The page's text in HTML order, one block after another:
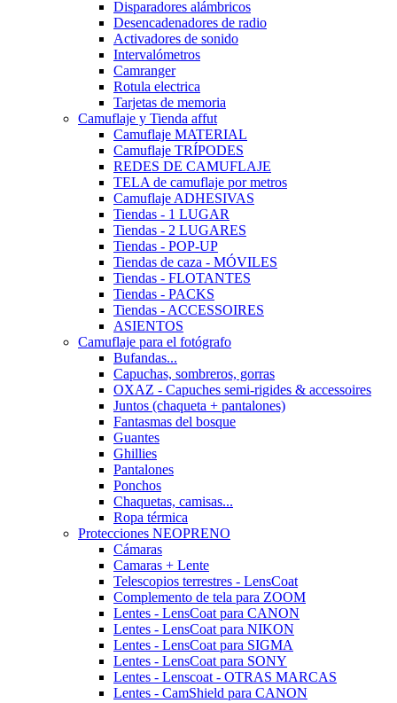
Disparadores alámbricos
Desencadenadores de radio
Activadores de sonido
Intervalómetros
Camranger
Rotula electrica
Tarjetas de memoria
Camuflaje y Tienda affut
Camuflaje MATERIAL
Camuflaje TRÍPODES
REDES DE CAMUFLAJE
TELA de camuflaje por metros
Camuflaje ADHESIVAS
Tiendas - 1 LUGAR
Tiendas - 2 LUGARES
Tiendas - POP-UP
Tiendas de caza - MÓVILES
Tiendas - FLOTANTES
Tiendas - PACKS
Tiendas - ACCESSOIRES
ASIENTOS
Camuflaje para el fotógrafo
Bufandas...
Capuchas, sombreros, gorras
OXAZ - Capuches semi-rigides & accessoires
Juntos (chaqueta + pantalones)
Fantasmas del bosque
Guantes
Ghillies
Pantalones
Ponchos
Chaquetas, camisas...
Ropa térmica
Protecciones NEOPRENO
Cámaras
Camaras + Lente
Telescopios terrestres - LensCoat
Complemento de tela para ZOOM
Lentes - LensCoat para CANON
Lentes - LensCoat para NIKON
Lentes - LensCoat para SIGMA
Lentes - LensCoat para SONY
Lentes - Lenscoat - OTRAS MARCAS
Lentes - CamShield para CANON